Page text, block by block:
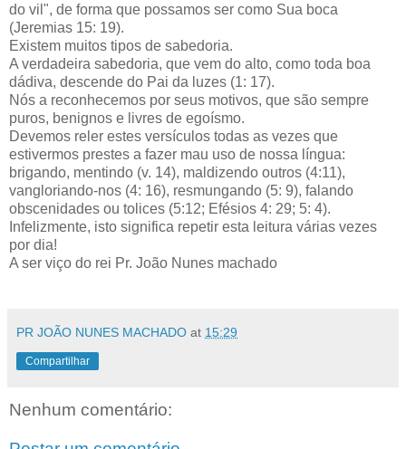
do vil", de forma que possamos ser como Sua boca
(Jeremias 15: 19).
Existem muitos tipos de sabedoria.
A verdadeira sabedoria, que vem do alto, como toda boa
dádiva, descende do Pai da luzes (1: 17).
Nós a reconhecemos por seus motivos, que são sempre
puros, benignos e livres de egoísmo.
Devemos reler estes versículos todas as vezes que
estivermos prestes a fazer mau uso de nossa língua:
brigando, mentindo (v. 14), maldizendo outros (4:11),
vangloriando-nos (4: 16), resmungando (5: 9), falando
obscenidades ou tolices (5:12; Efésios 4: 29; 5: 4).
Infelizmente, isto significa repetir esta leitura várias vezes
por dia!
A ser viço do rei Pr. João Nunes machado
PR JOÃO NUNES MACHADO at 15:29
Compartilhar
Nenhum comentário: